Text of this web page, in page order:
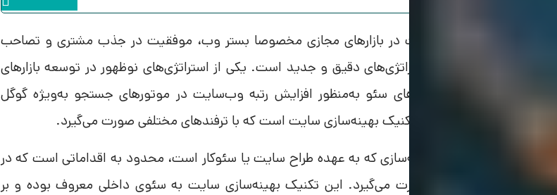
امروزه به دلیل توسعه رقابت در بازارهای مجازی مخصوصا بستر وب، موفقیت در جذب مشتری و تصاحب
بازار، مستلزم استفاده از استراتژی‌های دقیق و جدید است. یکی از استراتژی‌های نوظهور در توسعه بازارهای
مجازی، استفاده از تکنیک‌ های سئو به‌منظور افزایش رتبه وب‌سایت در موتورهای جستجو به‌ویژه گوگل
است. منظور از سئو، همان تکنیک بهینه‌سازی سایت است که با ترفندهای مختلفی صورت می‌گیرد.
برخی از این تکنیک‌های بهینه‌سازی که به عهده طراح سایت یا سئو‌کار است، محدود به اقداماتی است که در
محیط داخلی وب‌سایت صورت می‌گیرد. این تکنیک بهینه‌سازی سایت به سئوی داخلی معروف بوده و بر